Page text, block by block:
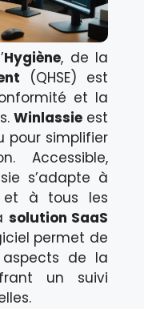
Hygiène, de la
(QHSE) est
et la
Winlassie est
pour simplifier
Accessible,
s’adapte à
et à tous les
solution SaaS
permet de
de la
un suivi